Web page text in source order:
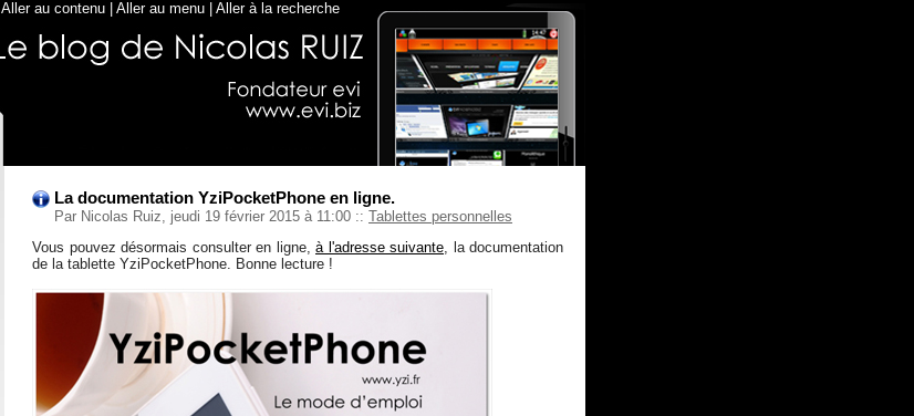
Aller au contenu Aller au menu Aller à la recherche
La documentation YziPocketPhone en ligne.
Par Nicolas Ruiz, jeudi 19 février 2015 à 11:00 :: Tablettes personnelles
Vous pouvez désormais consulter en ligne, à l'adresse suivante , la documentation
de la tablette YziPocketPhone. Bonne lecture !